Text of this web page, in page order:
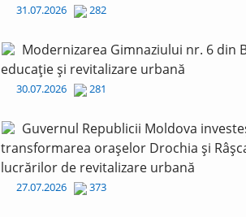
31.07.2026 282
Modernizarea Gimnaziului nr. 6 din
educație și revitalizare urbană
30.07.2026 281
Guvernul Republicii Moldova
transformarea orașelor Drochia și
lucrărilor de revitalizare urbană
27.07.2026 373